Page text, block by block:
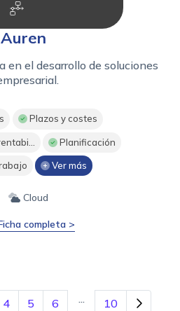
Auren
en el desarrollo de soluciones
Plazos y costes
Planificación
Ver más
Cloud
completa >
4 5 6 10